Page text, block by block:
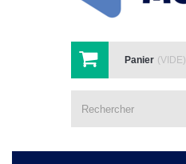
Panier (VIDE)